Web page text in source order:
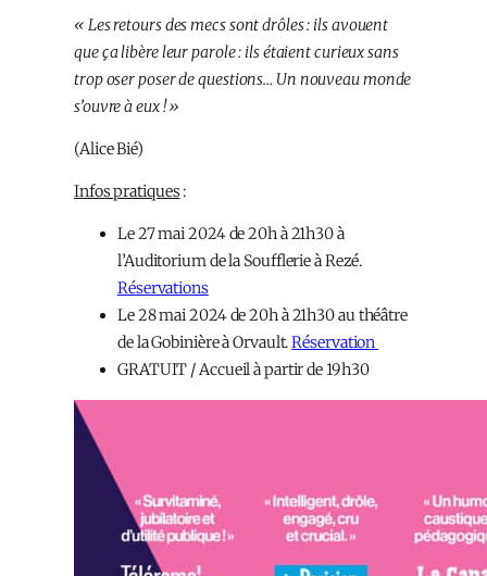
« Les retours des mecs sont drôles : ils avouent
que ça libère leur parole : ils étaient curieux sans
trop oser poser de questions… Un nouveau monde
s’ouvre à eux ! »
(Alice Bié)
Infos pratiques :
Le 27 mai 2024 de 20h à 21h30 à
l’Auditorium de la Soufflerie à Rezé.
Réservations
Le 28 mai 2024 de 20h à 21h30 au théâtre
de la Gobinière à Orvault.Réservation
GRATUIT / Accueil à partir de 19h30